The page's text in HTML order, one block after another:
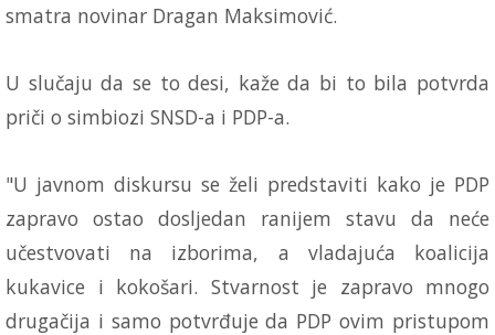
smatra novinar Dragan Maksimović.
U slučaju da se to desi, kaže da bi to bila potvrda
priči o simbiozi SNSD-a i PDP-a.
"U javnom diskursu se želi predstaviti kako je PDP
zapravo ostao dosljedan ranijem stavu da neće
učestvovati na izborima, a vladajuća koalicija
kukavice i kokošari. Stvarnost je zapravo mnogo
drugačija i samo potvrđuje da PDP ovim pristupom